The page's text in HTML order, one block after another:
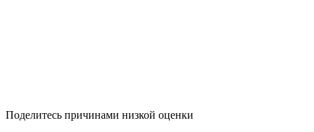
Поделитесь причинами низкой оценки